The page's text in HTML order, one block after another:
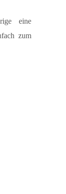
eine
zum